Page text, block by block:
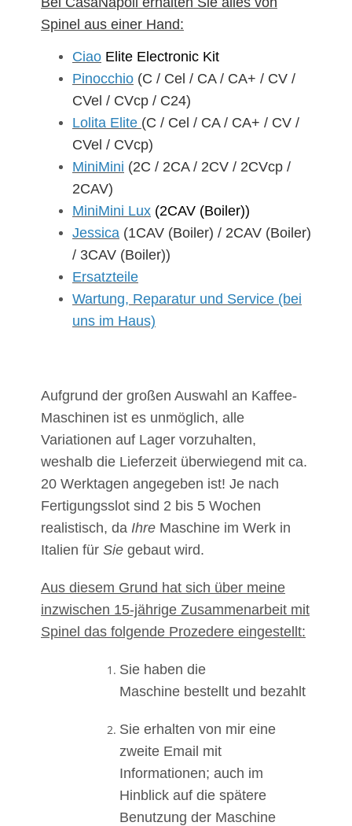
Spinel aus einer Hand:
Ciao Elite Electronic Kit
Pinocchio (C / Cel / CA / CA+ / CV /
CVel / CVcp / C24)
Lolita Elite (C / Cel / CA / CA+ / CV /
CVel / CVcp)
MiniMini (2C / 2CA / 2CV / 2CVcp /
2CAV)
MiniMini Lux (2CAV (Boiler))
Jessica (1CAV (Boiler) / 2CAV (Boiler)
/ 3CAV (Boiler))
Ersatzteile
Wartung, Reparatur und Service (bei
uns im Haus)
Aufgrund der großen Auswahl an Kaffee-
Maschinen ist es unmöglich, alle
Variationen auf Lager vorzuhalten,
weshalb die Lieferzeit überwiegend mit ca.
20 Werktagen angegeben ist! Je nach
Fertigungsslot sind 2 bis 5 Wochen
realistisch, da Ihre Maschine im Werk in
Italien für Sie gebaut wird.
Aus diesem Grund hat sich über meine
inzwischen 15-jährige Zusammenarbeit mit
Spinel das folgende Prozedere eingestellt:
Sie haben die
Maschine bestellt und bezahlt
Sie erhalten von mir eine
zweite Email mit
Informationen; auch im
Hinblick auf die spätere
Benutzung der Maschine